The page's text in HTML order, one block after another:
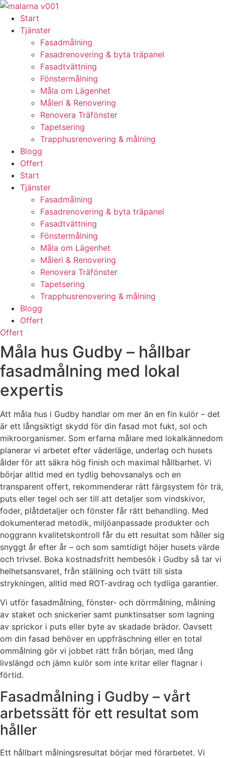
Skip
content
Start
Tjänster
Fasadmålning
Fasadrenovering & byta träpanel
Fasadtvättning
Fönstermålning
Måla om Lägenhet
Måleri & Renovering
Renovera Träfönster
Tapetsering
Trapphusrenovering & målning
Blogg
Offert
Start
Tjänster
Fasadmålning
Fasadrenovering & byta träpanel
Fasadtvättning
Fönstermålning
Måla om Lägenhet
Måleri & Renovering
Renovera Träfönster
Tapetsering
Trapphusrenovering & målning
Blogg
Offert
Offert
Måla hus Gudby – hållbar
fasadmålning med lokal
expertis
Att måla hus i Gudby handlar om mer än en fin kulör – det
är ett långsiktigt skydd för din fasad mot fukt, sol och
mikroorganismer. Som erfarna målare med lokalkännedom
planerar vi arbetet efter väderläge, underlag och husets
ålder för att säkra hög finish och maximal hållbarhet. Vi
börjar alltid med en tydlig behovsanalys och en
transparent offert, rekommenderar rätt färgsystem för trä,
puts eller tegel och ser till att detaljer som vindskivor,
foder, plåtdetaljer och fönster får rätt behandling. Med
dokumenterad metodik, miljöanpassade produkter och
noggrann kvalitetskontroll får du ett resultat som håller sig
snyggt år efter år – och som samtidigt höjer husets värde
och trivsel. Boka kostnadsfritt hembesök i Gudby så tar vi
helhetsansvaret, från ställning och tvätt till sista
strykningen, alltid med ROT-avdrag och tydliga garantier.
Vi utför fasadmålning, fönster- och dörrmålning, målning
av staket och snickerier samt punktinsatser som lagning
av sprickor i puts eller byte av skadade brädor. Oavsett
om din fasad behöver en uppfräschning eller en total
ommålning gör vi jobbet rätt från början, med lång
livslängd och jämn kulör som inte kritar eller flagnar i
förtid.
Fasadmålning i Gudby – vårt
arbetssätt för ett resultat som
håller
Ett hållbart målningsresultat börjar med förarbetet. Vi